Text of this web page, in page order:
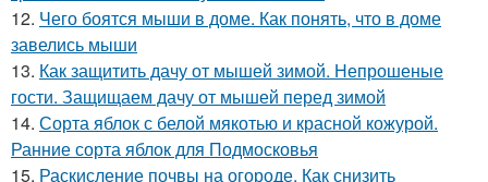
12. Чего боятся мыши в доме. Как понять, что в доме
завелись мыши
13. Как защитить дачу от мышей зимой. Непрошеные
гости. Защищаем дачу от мышей перед зимой
14. Сорта яблок с белой мякотью и красной кожурой.
Ранние сорта яблок для Подмосковья
15. Раскисление почвы на огороде. Как снизить